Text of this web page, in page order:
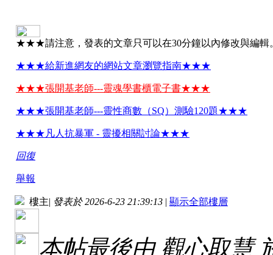
★★★請注意，發表的文章只可以在30分鐘以內修改與編
★★★給新進網友的網站文章瀏覽指南★★★
★★★張開基老師---靈魂學書櫃電子書★★★
★★★張開基老師---靈性商數（SQ）測驗120題★★★
★★★凡人抗暴軍 - 靈擾相關討論★★★
回復
舉報
樓主| 發表於 2026-6-23 21:39:13 | 顯示全部樓層
本帖最後由 觀心取慧